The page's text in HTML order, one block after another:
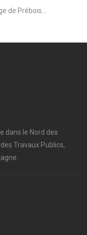
de Prébois...
dans le Nord des
Travaux Publics,